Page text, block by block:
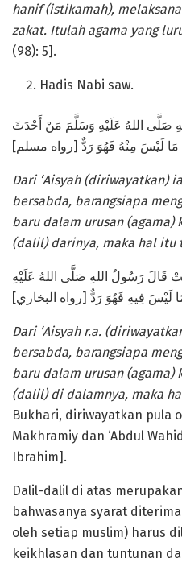
hanif (istikamah),
zakat. Itulahagama yang
(98): 5].
Hadis Nabi saw.
صَلَّى اللهُ عَلَيْهِ وَسَلَّمَ مَنْ أَحْدَثَ
Dari ‘Aisyah (diriwayatkan)
bersabda, barangsiapa
baru dalam urusan
(dalil) darinya, maka hal itu
قَالَ رَسُولُ اللهِ صَلَّى اللهُ عَلَيْهِ
Dari ‘Aisyah r.a.
bersabda, barangsiapa
baru dalam urusan(agama)
(dalil)di dalamnya, maka
Bukhari, diriwayatkan pula
Makhramiy dan ‘Abdul
Ibrahim].
Dalil-dalil di atas
bahwasanya syarat
oleh setiap muslim) harus
keikhlasan dan tuntunan